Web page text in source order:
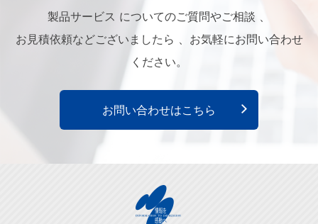
製品サービス についてのご質問やご相談 、
お見積依頼などございましたら 、お気軽にお問い合わせ
ください。
お問い合わせはこちら